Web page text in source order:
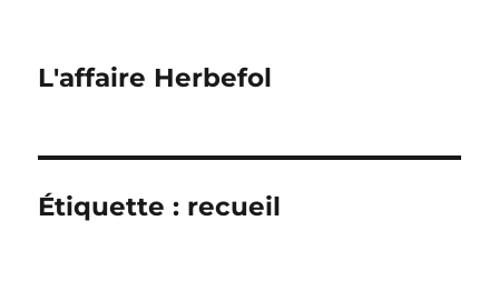
L'affaire Herbefol
Étiquette : recueil